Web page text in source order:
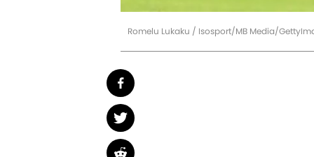
Romelu Lukaku / Isosport/MB Media/